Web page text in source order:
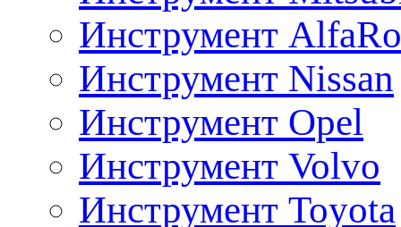
Инструмент
Инструмент Nissan
Инструмент Opel
Инструмент Volvo
Инструмент Toyota